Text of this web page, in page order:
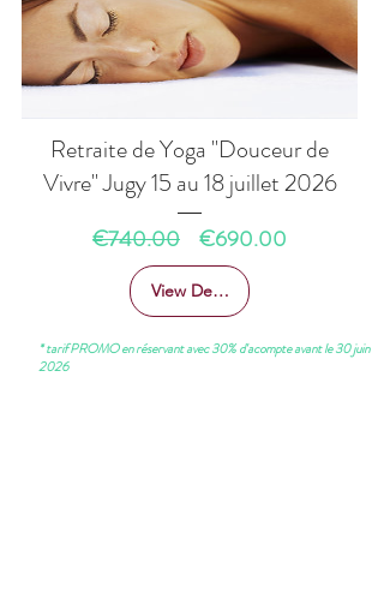
Retraite de Yoga "Douceur de
Vivre" Jugy 15 au 18 juillet 2026
€740.00
Regular
Price
€690.00
View Details
* tarif PROMO en réservant avec 30% d'acompte avant le 30 juin
2026